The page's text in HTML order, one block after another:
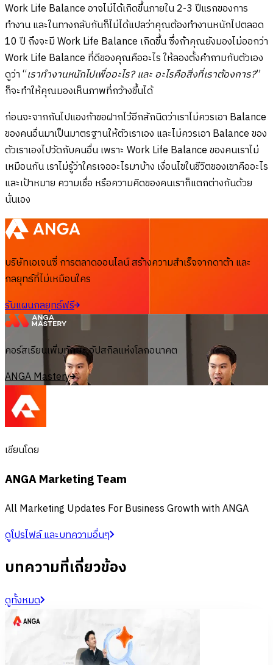
Work Life Balance อาจไม่ได้เกิดขึ้นภายใน 2-3 ปีแรกของการ
ทำงาน และในทางกลับกันก็ไม่ได้แปลว่าคุณต้องทำงานหนักไปตลอด
10 ปี ถึงจะมี Work Life Balance เกิดขึ้น ซึ่งถ้าคุณยังมองไม่ออกว่า
Work Life Balance ที่ดีของคุณคืออะไร ให้ลองตั้งคำถามกับตัวเอง
ดูว่า “เราทำงานหนักไปเพื่ออะไร? และ อะไรคือสิ่งที่เราต้องการ?”
ก็จะทำให้คุณมองเห็นภาพที่กว้างขึ้นได้
ก่อนจะจากกันไปแองก้าขอฝากไว้อีกสักนิดว่าเราไม่ควรเอา Balance
ของคนอื่นมาเป็นมาตรฐานให้ตัวเราเอง และไม่ควรเอา Balance ของ
ตัวเราเองไปวัดกับคนอื่น เพราะ Work Life Balance ของคนเราไม่
เหมือนกัน เราไม่รู้ว่าใครเจออะไรมาบ้าง เงื่อนไขในชีวิตของเขาคืออะไร
และเป้าหมาย ความเชื่อ หรือความคิดของคนเราก็แตกต่างกันด้วย
นั่นเอง
บริษัทเอเจนซี่ การตลาดออนไลน์ สร้างความสำเร็จจากดาต้า และ
กลยุทธ์ที่ไม่เหมือนใคร
รับแผนกลยุทธ์ฟรี
คอร์สเรียนเพิ่มทักษะ อัปสกิลแห่งโลกอนาคต
ANGA Mastery
เขียนโดย
ANGA Marketing Team
All Marketing Updates For Business Growth with ANGA
ดูโปรไฟล์ และบทความอื่นๆ
บทความที่เกี่ยวข้อง
ดูทั้งหมด